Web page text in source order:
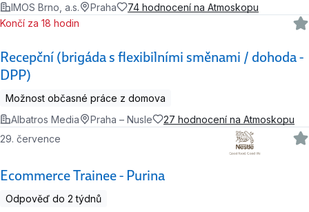
IMOS Brno, a.s.
Praha 74 hodnocení na Atmoskopu
Recepční (brigáda s flexibilními směnami / dohoda -
DPP)
Končí za 18 hodin
Možnost občasné práce z domova
Albatros Media
Praha – Nusle 27 hodnocení na Atmoskopu
Ecommerce Trainee - Purina
29. července
Odpověď do 2 týdnů